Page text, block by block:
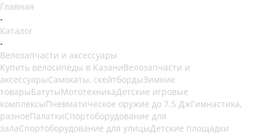
Главная
-
Каталог
-
Велозапчасти и аксессуары
Купить велосипеды в КазаниВелозапчасти и
аксессуарыСамокаты, скейтбордыЗимние
товарыБатутыМототехникаДетские игровые
комплексыПневматическое оружие до 7.5 ДжГимнастика,
разноеПалаткиСпортоборудование для
залаСпортоборудование для улицыДетские площадки